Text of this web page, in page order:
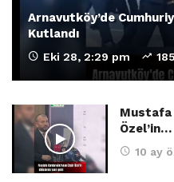
Arnavutköy’de
Kutlandı
Eki 28, 2:29 pm 185
Mustafa
Özel’in…
10 ay